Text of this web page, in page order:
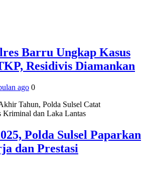
Barru Ungkap Kasus
Residivis Diamankan
ago 0
Polda Sulsel Paparkan
dan Prestasi